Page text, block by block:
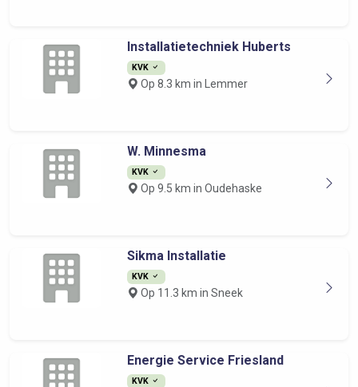
Installatietechniek Huberts
KVK
Op 8.3 km in Lemmer
W. Minnesma
KVK
Op 9.5 km in Oudehaske
Sikma Installatie
KVK
Op 11.3 km in Sneek
Energie Service Friesland
KVK